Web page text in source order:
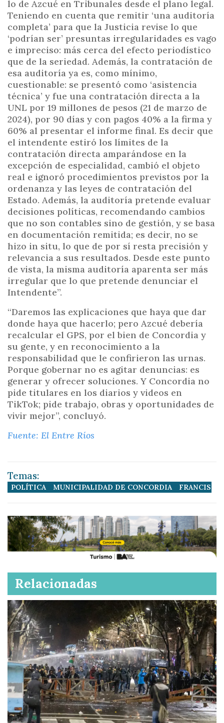
lo de Azcué en Tribunales desde el plano legal.
Teniendo en cuenta que remitir ‘una auditoría
completa’ para que la Justicia revise lo que
‘podrían ser’ presuntas irregularidades es vago
e impreciso: más cerca del efecto periodístico
que de la seriedad. Además, la contratación de
esa auditoría ya es, como mínimo,
cuestionable: se presentó como ‘asistencia
técnica’ y fue una contratación directa a la
UNL por 19 millones de pesos (21 de marzo de
2024), por 90 días y con pagos 40% a la firma y
60% al presentar el informe final. Es decir que
el intendente estiró los límites de la
contratación directa amparándose en la
excepción de especialidad, cambió el objeto
real e ignoró procedimientos previstos por la
ordenanza y las leyes de contratación del
Estado. Además, la auditoría pretende evaluar
decisiones políticas, recomendando cambios
que no son contables sino de gestión, y se basa
en documentación remitida; es decir, no se
hizo in situ, lo que de por sí resta precisión y
relevancia a sus resultados. Desde este punto
de vista, la misma auditoría aparenta ser más
irregular que lo que pretende denunciar el
Intendente”.
“Daremos las explicaciones que haya que dar
donde haya que hacerlo; pero Azcué debería
recalcular el GPS, por el bien de Concordia y
su gente, y en reconocimiento a la
responsabilidad que le confirieron las urnas.
Porque gobernar no es agitar denuncias: es
generar y ofrecer soluciones. Y Concordia no
pide titulares en los diarios y videos en
TikTok; pide trabajo, obras y oportunidades de
vivir mejor”, concluyó.
Fuente: El Entre Ríos
Temas:
POLÍTICA MUNICIPALIDAD DE CONCORDIA FRANCISCO
Relacionadas